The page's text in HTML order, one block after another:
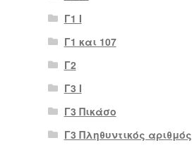
Γ1 Ι
Γ1 και 107
Γ2
Γ3 Ι
Γ3 Πικάσο
Γ3 Πληθυντικός αριθμός